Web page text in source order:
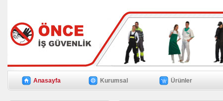
Anasayfa Kurumsal Ürünler